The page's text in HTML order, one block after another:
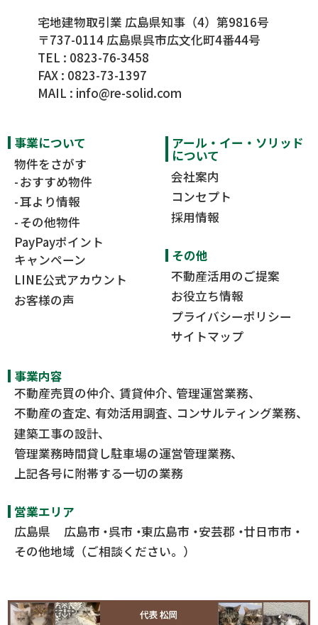
宅地建物取引業 広島県知事（4）第9816号
〒737-0114 広島県呉市広文化町4番44号
TEL : 0823-76-3458
FAX : 0823-73-1397
MAIL : info@re-solid.com
事業について
物件をさがす
おすすめ物件
耳より情報
その他物件
PayPayポイント
キャンペーン
LINE公式アカウント
お客様の声
アール・イー・ソリッド
について
会社案内
コンセプト
採用情報
その他
不動産活用のご提案
お役立ち情報
プライバシーポリシー
サイトマップ
事業内容
不動産売買の仲介 賃貸仲介 管理運営業務
不動産の査定 有効活用調査
コンサルティング業務
建築工事の設計
管理業務時間貸し駐車場の運営管理業務
上記各号に附帯する一切の業務
営業エリア
広島県
広島市 呉市 東広島市 安芸郡 廿日市市
その他地域（ご相談ください。）